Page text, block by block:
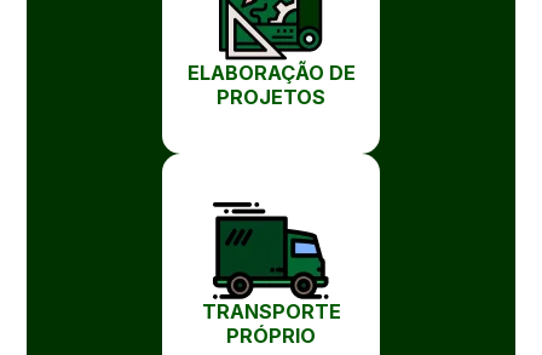
ELABORAÇÃO DE
PROJETOS
TRANSPORTE
PRÓPRIO